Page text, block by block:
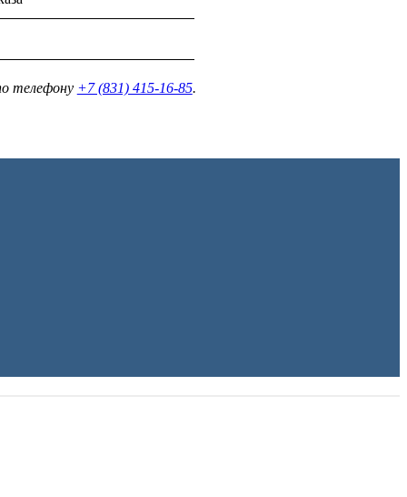
телефону +7 (831) 415-16-85.